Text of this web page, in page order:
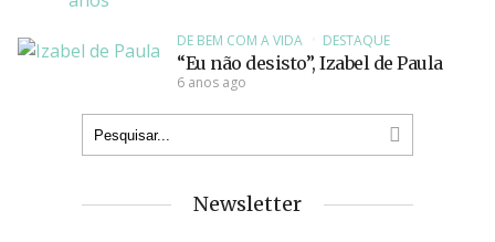
DE BEM COM A VIDA DESTAQUE
“Eu não desisto”, Izabel de Paula
6 anos ago
Newsletter